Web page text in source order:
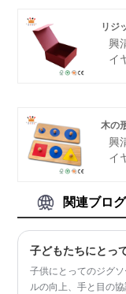
す
を
パ
ま
リジ
興
イ
カ
経
優
木の
興
イ
備
ゲ
ア
顧
関連ブログ
子供にとってのジグ
ルの向上、手と目の